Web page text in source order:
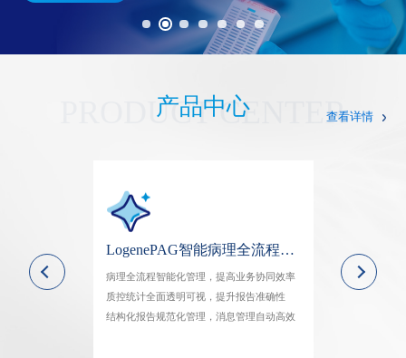
产品中心
PRODUCT CENTER查看详情
样本处理效率
LogenePAG智能病理全流程质控系统
病理全流程智能化管理，提高业务协同效率
质控统计全面透明可视，提升报告准确性
结构化报告规范化管理，消息管理自动高效
一一对应精准操